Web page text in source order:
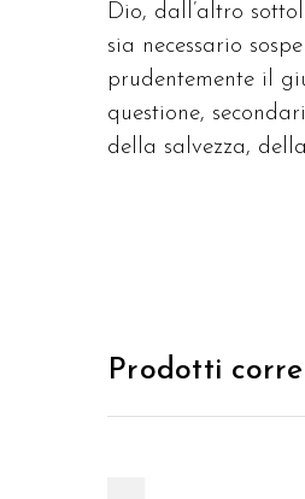
Dio, dall’altro
sia necessario
prudentemente il
questione,
della salvezza,
Prodotti